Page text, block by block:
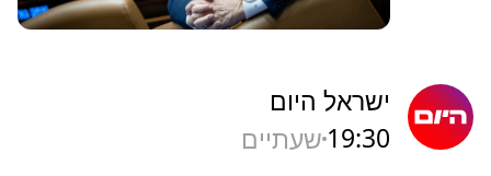
ישראל היום
19:30 שעתיים